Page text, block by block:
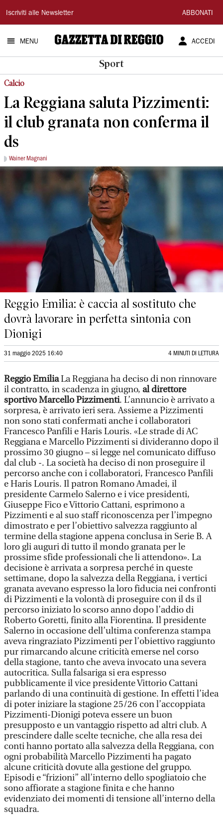
Gazzetta
di
Reggio
Iscriviti alle Newsletter ABBONATI
MENU ACCEDI
Sport
Calcio
La Reggiana saluta Pizzimenti:
il club granata non conferma il
ds
Wainer Magnani
Reggio Emilia: è caccia al sostituto che
dovrà lavorare in perfetta sintonia con
Dionigi
31 maggio 2025 16:40 4 MINUTI DI LETTURA
Reggio EmiliaLa Reggiana ha deciso di non rinnovare
il contratto, in scadenza in giugno, al direttore
sportivo Marcello Pizzimenti. L’annuncio è arrivato a
sorpresa, è arrivato ieri sera. Assieme a Pizzimenti
non sono stati confermati anche i collaboratori
Francesco Panfili e Haris Louris. «Le strade di AC
Reggiana e Marcello Pizzimenti si divideranno dopo il
prossimo 30 giugno – si legge nel comunicato diffuso
dal club -. La società ha deciso di non proseguire il
percorso anche con i collaboratori, Francesco Panfili
e Haris Louris. Il patron Romano Amadei, il
presidente Carmelo Salerno e i vice presidenti,
Giuseppe Fico e Vittorio Cattani, esprimono a
Pizzimenti e al suo staff riconoscenza per l’impegno
dimostrato e per l’obiettivo salvezza raggiunto al
termine della stagione appena conclusa in Serie B. A
loro gli auguri di tutto il mondo granata per le
prossime sfide professionali che li attendono». La
decisione è arrivata a sorpresa perché in queste
settimane, dopo la salvezza della Reggiana, i vertici
granata avevano espresso la loro fiducia nei confronti
di Pizzimenti e la volontà di proseguire con il ds il
percorso iniziato lo scorso anno dopo l’addio di
Roberto Goretti, finito alla Fiorentina. Il presidente
Salerno in occasione dell’ultima conferenza stampa
aveva ringraziato Pizzimenti per l’obiettivo raggiunto
pur rimarcando alcune criticità emerse nel corso
della stagione, tanto che aveva invocato una severa
autocritica. Sulla falsariga si era espresso
pubblicamente il vice presidente Vittorio Cattani
parlando di una continuità di gestione. In effetti l’idea
di poter iniziare la stagione 25/26 con l’accoppiata
Pizzimenti-Dionigi poteva essere un buon
presupposto e un vantaggio rispetto ad altri club. A
prescindere dalle scelte tecniche, che alla resa dei
conti hanno portato alla salvezza della Reggiana, con
ogni probabilità Marcello Pizzimenti ha pagato
alcune criticità dovute alla gestione del gruppo.
Episodi e “frizioni” all’interno dello spogliatoio che
sono affiorate a stagione finita e che hanno
evidenziato dei momenti di tensione all’interno della
squadra.